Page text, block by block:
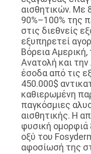
αισθητικών. Με
90%–100% της
στις διεθνείς
εξυπηρετεί
Βόρεια
Ανατολή και την
έσοδα από τις
450.000$
καθιερωμένη
παγκόσμιες
αισθητικής. Η
φυσική ομορφιά
οξύ του
αφοσίωσή της